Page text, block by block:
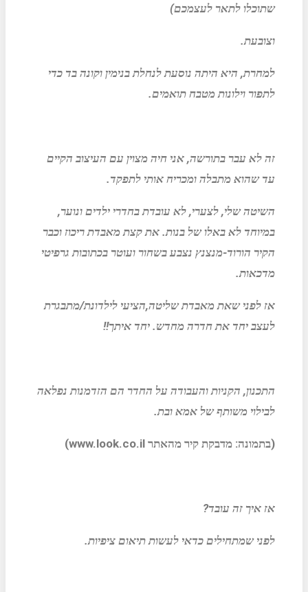
שתוכלו לתאר לעצמכם)
וצובעת.
למחרת, היא היתה נוסעת לנחלת בנימין וקונה בד כדי
לתפור וילונות מטבח תואמים.
זה לא עבר בתורשה, אני חיה מצוין עם העיצוב הקיים
עד שהוא מתבלה ומכריח אותי לתפקד.
השיטה שלי, לצערי, לא עובדת בחדרי ילדים ונוער,
במיוחד לא באלו של בנות. את קצת מאבדת ריכוז וכבר
הקיר הורוד-מנצנץ נצבע בשחור ועוטר בכתובות גרפיטי
מדכאות.
אז לפני שאת מאבדת שליטה,הציעי לילדונת/מתבגרת
לעצב יחד את חדרה מחדש. יחד איתך!!
התכנון, הקניות והעבודה על החדר הם הזדמנות נפלאה
לבילוי משותף של אמא ובת.
(בתמונה: מדבקת קיר מהאתר www.look.co.il
)
אז איך זה עובד?
לפני שמתחילים כדאי לעשות תיאום ציפיות.